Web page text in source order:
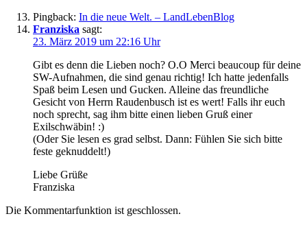
Pingback: In die neue Welt. – LandLebenBlog
Franziska sagt:
23. März 2019 um 22:16 Uhr
Gibt es denn die Lieben noch? O.O Merci beaucoup für deine
SW-Aufnahmen, die sind genau richtig! Ich hatte jedenfalls
Spaß beim Lesen und Gucken. Alleine das freundliche
Gesicht von Herrn Raudenbusch ist es wert! Falls ihr euch
noch sprecht, sag ihm bitte einen lieben Gruß einer
Exilschwäbin! :)
(Oder Sie lesen es grad selbst. Dann: Fühlen Sie sich bitte
feste geknuddelt!)
Liebe Grüße
Franziska
Die Kommentarfunktion ist geschlossen.